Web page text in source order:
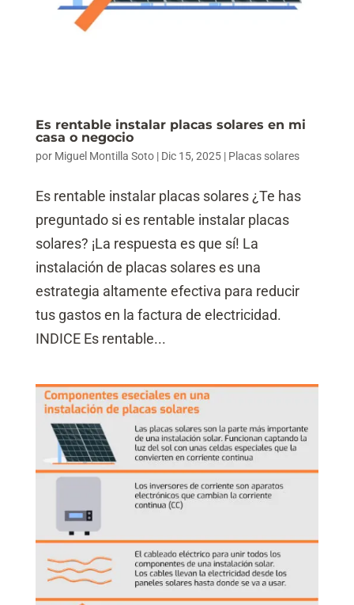
Es rentable instalar placas solares en mi
casa o negocio
por Miguel Montilla Soto| Dic 15, 2025| Placas solares
Es rentable instalar placas solares ¿Te has
preguntado si es rentable instalar placas
solares? ¡La respuesta es que sí! La
instalación de placas solares es una
estrategia altamente efectiva para reducir
tus gastos en la factura de electricidad.
INDICE Es rentable...